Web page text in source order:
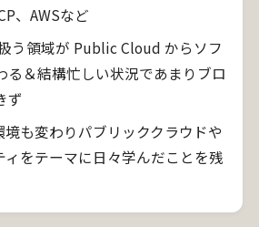
、AWSなど
う領域が Public Cloud からソフ
る＆結構忙しい状況であまりブロ
ず
も変わりパブリッククラウドや
をテーマに日々学んだことを残